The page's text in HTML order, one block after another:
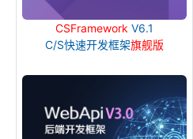
CSFramework V6.1
C/S快速开发框架旗舰版